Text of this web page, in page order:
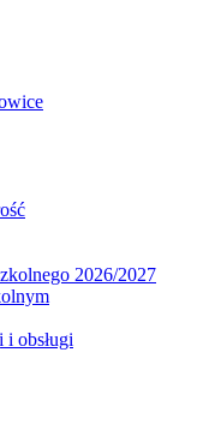
2026/2027
obsługi